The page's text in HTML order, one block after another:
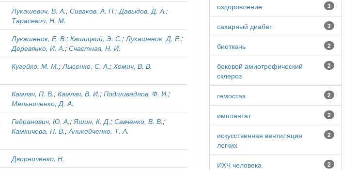
Лукашевич, В. А.; Сиваков, А. П.;Давыдов, Д. А.;
Тарасевич, Н. М.
Лукашенок, Е. В.; Кашицкий, Э. С.;Лукашенок, Д. Е.;
Деревянко, И. А.; Счастная, Н. И.
Кугейко, М. М.;Лысенко, С. А.; Хомич, В. В.
Камлач, П. В.; Камлач, В. И.; Подшивадлов, Ф. И.;
Мельниченко, Д. А.
Гедранович, Ю. А.;Яшин, К. Д.; Савченко, В. В.;
Камкичева, Н. В.;Аникейченко, Т. А.
Дворниченко, Н.
3
оздоровление
3
сахарный диабет
2
биоткань
2
боковой амиотрофический
склероз
2
гемостаз
2
имплантат
2
искусственная вентиляция
легких
2
ИХЧ человека